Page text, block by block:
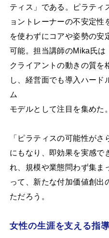
ティス」である。ピラティ
ョントレーナーの不安定性
を使わずにコアや姿勢の安
可能。担当講師のMika氏は
クライアントの動きの質を
し、経営面でも導入ハード
ム
モデルとして注目を集めた。
「ピラティスの可能性が
にもなり、即効果を実感で
れ、規模や業態問わず集ま
って、新たな付加価値創出
ただろう。
女性の生涯を支える指